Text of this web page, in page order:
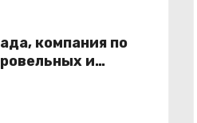
компания по
и